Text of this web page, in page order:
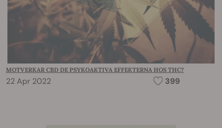
MOTVERKAR CBD DE PSYKOAKTIVA EFFEKTERNA HOS THC?
22 Apr 2022 399